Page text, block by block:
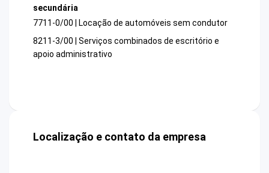
secundária
7711-0/00 | Locação de automóveis sem condutor
8211-3/00 | Serviços combinados de escritório e
apoio administrativo
Localização e contato da empresa